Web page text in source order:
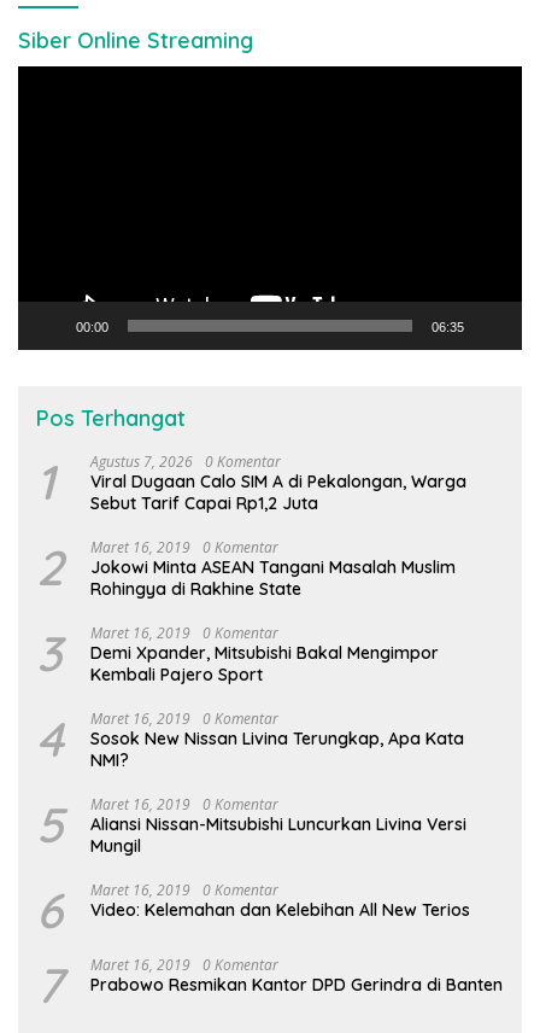
Siber Online Streaming
00:00 06:35
Pos Terhangat
1 Agustus 7, 2026 0 Komentar
Viral Dugaan Calo SIM A di Pekalongan, Warga
Sebut Tarif Capai Rp1,2 Juta
2 Maret 16, 2019 0 Komentar
Jokowi Minta ASEAN Tangani Masalah Muslim
Rohingya di Rakhine State
3 Maret 16, 2019 0 Komentar
Demi Xpander, Mitsubishi Bakal Mengimpor
Kembali Pajero Sport
4 Maret 16, 2019 0 Komentar
Sosok New Nissan Livina Terungkap, Apa Kata
NMI?
5 Maret 16, 2019 0 Komentar
Aliansi Nissan-Mitsubishi Luncurkan Livina Versi
Mungil
6 Maret 16, 2019 0 Komentar
Video: Kelemahan dan Kelebihan All New Terios
7 Maret 16, 2019 0 Komentar
Prabowo Resmikan Kantor DPD Gerindra di Banten